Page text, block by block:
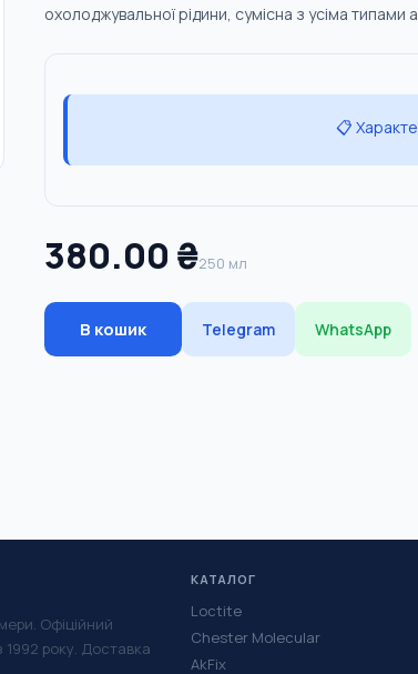
охолоджувальної рідини, сумісна з усіма
📋
380.00 ₴250 мл
В кошик Telegram WhatsApp
Офіційний
1992 року. Доставка
КАТАЛОГ
Loctite
Chester Molecular
AkFix